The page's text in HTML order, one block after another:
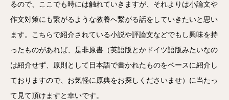
るので、ここでも時には触れていきますが、それよりは小論文や
作文対策にも繋がるような教養へ繋がる話をしていきたいと思い
ます。こちらで紹介されている小説や評論文などでもし興味を持
ったものがあれば、是非原書（英語版とかドイツ語版みたいなの
は紹介せず、原則として日本語で書かれたものをベースに紹介し
ておりますので、お気軽に原典をお探しくださいませ）に当たっ
て見て頂けますと幸いです。